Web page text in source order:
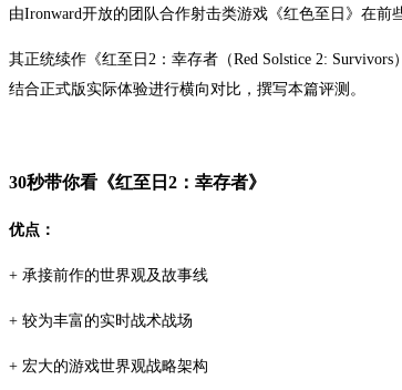
由Ironward开放的团队合作射击类游戏《红色至日》在
其正统续作《红至日2：幸存者（Red Solstice 2:
结合正式版实际体验进行横向对比，撰写本篇评测。
30秒带你看《红至日2：幸存者》
优点：
+ 承接前作的世界观及故事线
+ 较为丰富的实时战术战场
+ 宏大的游戏世界观战略架构